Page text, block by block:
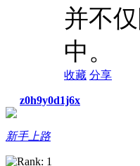
并不
中。
收藏 分享
z0h9y0d1j6x
新手上路